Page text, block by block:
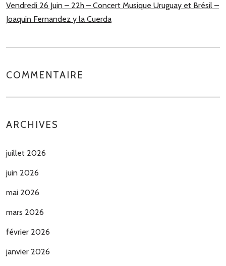
Vendredi 26 Juin – 22h – Concert Musique Uruguay et Brésil –
Joaquin Fernandez y la Cuerda
COMMENTAIRE
ARCHIVES
juillet 2026
juin 2026
mai 2026
mars 2026
février 2026
janvier 2026